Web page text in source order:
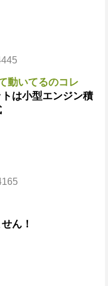
動いてるのコレ
は小型エンジン積
ん！